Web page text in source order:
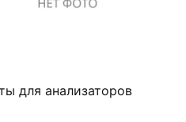
для анализаторов